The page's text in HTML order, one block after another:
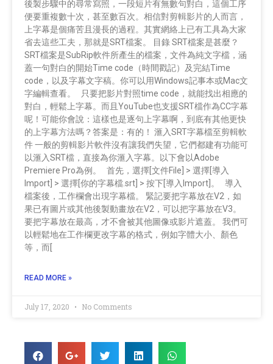
後製步驟中的尋常寫照，一段短片有無數句對白，這個工序
便要重複數十次，甚至數百次。相信對剪輯影片的人而言，
上字幕是個痛苦且漫長的過程。其實網絡上已有工具為大家
省去這些工夫，那就是SRT檔案。 目錄 SRT檔案是甚麼？
SRT檔案是SubRip軟件所產生的檔案，文件為純文字檔，涵
蓋一句對白的開始Time code（時間戳記）及完結Time
code，以及字幕文字稿。你可以用Windows記事本或Mac文
字編輯查看。 只要把影片對照time code，就能找出相應的
對白，輕鬆上字幕。而且YouTube也支援SRT檔作為CC字幕
呢！可能你會說：這樣也是逐句上字幕啊，到底有其他更快
的上字幕方法嗎？答案是：有的！ 滙入SRT字幕檔至剪輯軟
件 一般的剪輯影片軟件沒有讓我們失望，它們都建有功能可
以滙入SRT檔，直接為你滙入字幕。以下會以Adobe
Premiere Pro為例。 首先，選擇[文件File] > 選擇[導入
Import] > 選擇[你的字幕檔.srt] > 按下[導入Import]。 導入
檔案後，工作欄會出現字幕檔。 緊記要把字幕放在V2，如
果已有圖片或其他後製動畫放在V2，可以把字幕放在V3。
要把字幕放在最高，才不會被其他圖像或影片遮蓋。 我們可
以輕鬆地在工作欄更改字幕的格式，例如字體大小、顏色
等，而[
READ MORE »
July 17, 2020 No Comments